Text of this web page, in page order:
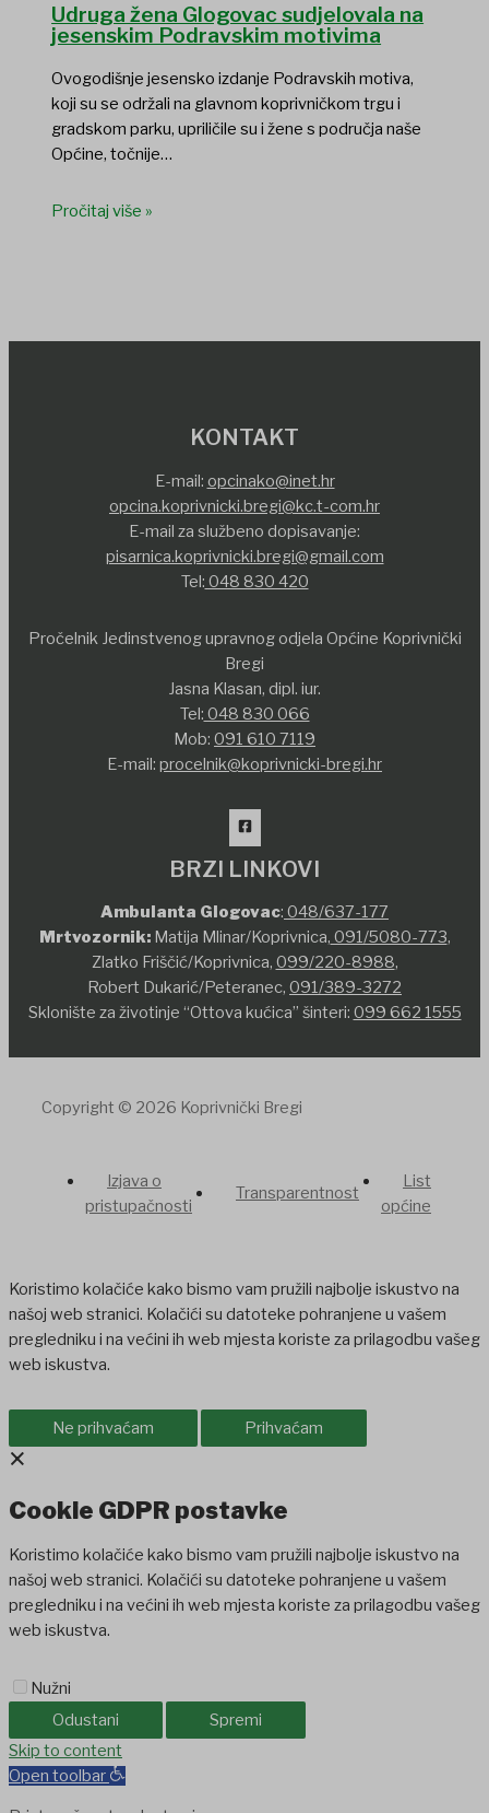
Udruga žena Glogovac sudjelovala na
jesenskim Podravskim motivima
Ovogodišnje jesensko izdanje Podravskih motiva,
koji su se održali na glavnom koprivničkom trgu i
gradskom parku, upriličile su i žene s područja naše
Općine, točnije…
Pročitaj više »
KONTAKT
E-mail: opcinako@inet.hr
opcina.koprivnicki.bregi@kc.t-com.hr
E-mail za službeno dopisavanje:
pisarnica.koprivnicki.bregi@gmail.com
Tel: 048 830 420
Pročelnik Jedinstvenog upravnog odjela Općine Koprivnički
Bregi
Jasna Klasan, dipl. iur.
Tel: 048 830 066
Mob: 091 610 7119
E-mail: procelnik@koprivnicki-bregi.hr
BRZI LINKOVI
Ambulanta Glogovac: 048/637-177
Mrtvozornik:Matija Mlinar/Koprivnica, 091/5080-773,
Zlatko Friščić/Koprivnica, 099/220-8988,
Robert Dukarić/Peteranec, 091/389-3272
Sklonište za životinje “Ottova kućica” šinteri: 099 662 1555
Copyright © 2026 Koprivnički Bregi
Izjava o
pristupačnosti
Transparentnost
List
općine
Koristimo kolačiće kako bismo vam pružili najbolje iskustvo na
našoj web stranici. Kolačići su datoteke pohranjene u vašem
pregledniku i na većini ih web mjesta koriste za prilagodbu vašeg
web iskustva.
Ne prihvaćam Prihvaćam
×
Cookie GDPR postavke
Koristimo kolačiće kako bismo vam pružili najbolje iskustvo na
našoj web stranici. Kolačići su datoteke pohranjene u vašem
pregledniku i na većini ih web mjesta koriste za prilagodbu vašeg
web iskustva.
Nužni
Odustani
Spremi
jojobetholiganbet
Skip to content
Open toolbar